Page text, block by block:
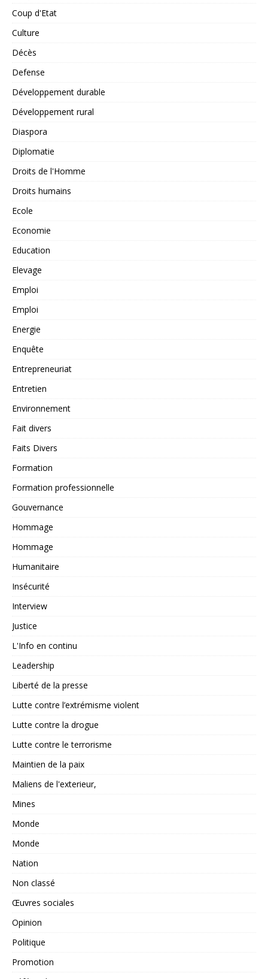
Coup d'Etat
Culture
Décès
Defense
Développement durable
Développement rural
Diaspora
Diplomatie
Droits de l'Homme
Droits humains
Ecole
Economie
Education
Elevage
Emploi
Emploi
Energie
Enquête
Entrepreneuriat
Entretien
Environnement
Fait divers
Faits Divers
Formation
Formation professionnelle
Gouvernance
Hommage
Hommage
Humanitaire
Insécurité
Interview
Justice
L'Info en continu
Leadership
Liberté de la presse
Lutte contre l’extrémisme violent
Lutte contre la drogue
Lutte contre le terrorisme
Maintien de la paix
Maliens de l'exterieur,
Mines
Monde
Monde
Nation
Non classé
Œuvres sociales
Opinion
Politique
Promotion